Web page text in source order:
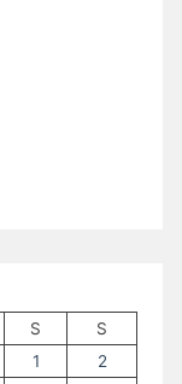
S
S
1
2